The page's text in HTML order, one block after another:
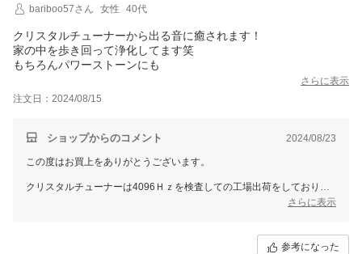
bariboo57さん
女性 40代
クリスタルチューナーから出る音に癒されます！
家の中を歩き回って浄化してます笑
もちろんパワーストーンにも
さらに表示
注文日：2024/08/15
ショップからのコメント 2024/08/23
この度はお買上をありがとうございます。
クリスタルチューナーは4096Ｈｚを検査しての工場出荷をしておりま
さらに表示
参考になった